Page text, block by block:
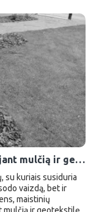
Kaip išvengti piktžolių naudojant mulčią ir geotekstilę?
su kuriais susiduria
vaizdą, bet ir
maistinių